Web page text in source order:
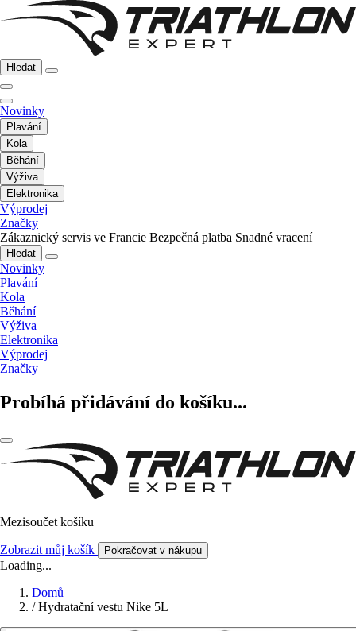
Hledat
Novinky
Plavání
Kola
Běhání
Výživa
Elektronika
Výprodej
Značky
Zákaznický servis ve Francie Bezpečná platba Snadné vracení
Hledat
Novinky
Plavání
Kola
Běhání
Výživa
Elektronika
Výprodej
Značky
Probíhá přidávání do košíku...
Mezisoučet košíku
Zobrazit můj košík Pokračovat v nákupu
Loading...
Domů
/ Hydratační vestu Nike 5L